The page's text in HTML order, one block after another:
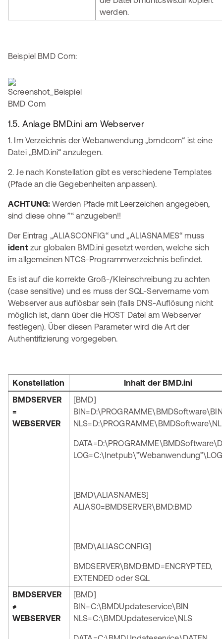
werden.
Beispiel BMD Com:
1.5. Anlage BMD.ini am Webserver
1. Im Verzeichnis der Webanwendung „bmdcom“ ist eine
Datei „BMD.ini“ anzulegen.
2. Je nach Konstellation gibt es verschiedene Templates
(Pfade an die Gegebenheiten anpassen).
ACHTUNG: Werden Pfade mit Leerzeichen angegeben,
sind diese ohne ”“ anzugeben!!
Der Eintrag „ALIASCONFIG“ und „ALIASNAMES“ muss
identzur globalen BMD.ini gesetzt werden, welche sich
im allgemeinen NTCS-Programmverzeichnis befindet.
Es ist auf die korrekte Groß-/Kleinschreibung zu achten
(case sensitive) und es muss der SQL-Servername vom
Webserver aus auflösbar sein (falls DNS-Auflösung nicht
möglich ist, dann über die HOST Datei am Webserver
festlegen). Über diesen Parameter wird die Art der
Authentifizierung vorgegeben.
Konstellation
Inhalt der BMD.ini
BMDSERVER
=
WEBSERVER
[BMD]
LOG=C:\Inetpub\”Webanwendung”\LOG
[BMD\ALIASNAMES]
ALIAS0=BMDSERVER\BMD:BMD
[BMD\ALIASCONFIG]
BMDSERVER\BMD:BMD=ENCRYPTED,
EXTENDED oder SQL
BMDSERVER
≠
WEBSERVER
[BMD]
BIN=C:\BMDUpdateservice\BIN
NLS=C:\BMDUpdateservice\NLS